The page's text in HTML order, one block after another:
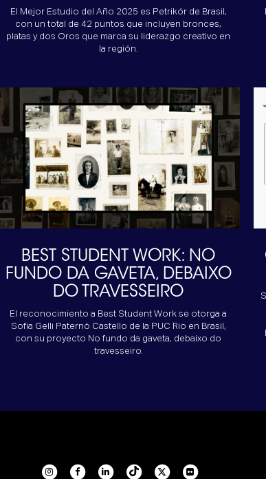
El Mejor Estudio del Año 2025 es Petrikór de Brasil,
con un total de 42 puntos que incluyen bronces,
platas y dos Oros que marca su liderazgo creativo en
la región.
BEST STUDENT WORK: NO
FUNDO DA GAVETA, DEBAIXO
DO TRAVESSEIRO
El reconocimiento a Best Student Work se otorga a
Sofia Gelli Paternò Castello de la PUC Rio en Brasil,
con su proyecto No fundo da gaveta, debaixo do
travesseiro.